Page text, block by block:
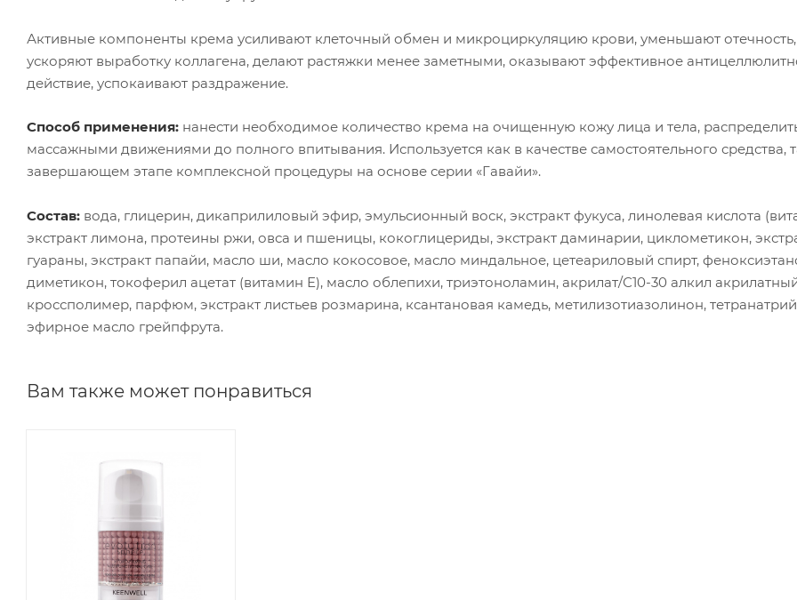
Активные компоненты крема усиливают клеточный обмен и микроциркуляцию крови, уменьшают отечность,
ускоряют выработку коллагена, делают растяжки менее заметными, оказывают эффективное
действие, успокаивают раздражение.
Способ применения: нанести необходимое количество крема на очищенную кожу лица и тела,
массажными движениями до полного впитывания. Используется как в качестве самостоятельного средства,
завершающем этапе комплексной процедуры на основе серии «Гавайи».
Состав: вода, глицерин, дикаприлиловый эфир, эмульсионный воск, экстракт фукуса, линолевая кислота
экстракт лимона, протеины ржи, овса и пшеницы, кокоглицериды, экстракт даминарии, циклометикон,
гуараны, экстракт папайи, масло ши, масло кокосовое, масло миндальное, цетеариловый спирт,
диметикон, токоферил ацетат (витамин Е), масло облепихи, триэтоноламин, акрилат/С10-30 алкил
кроссполимер, парфюм, экстракт листьев розмарина, ксантановая камедь, метилизотиазолинон,
эфирное масло грейпфрута.
Вам также может понравиться